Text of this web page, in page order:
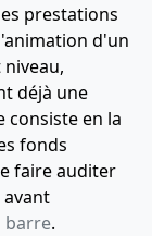
prestations
d'un
déjà une
consiste en la
fonds
faire auditer
avant
barre.